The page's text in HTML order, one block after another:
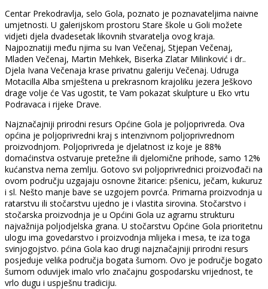
Centar Prekodravlja, selo Gola, poznato je poznavateljima naivne
umjetnosti. U galerijskom prostoru Stare škole u Goli možete
vidjeti djela dvadesetak likovnih stvaratelja ovog kraja.
Najpoznatiji među njima su Ivan Večenaj, Stjepan Večenaj,
Mladen Večenaj, Martin Mehkek, Biserka Zlatar Milinković i dr..
Djela Ivana Večenaja krase privatnu galeriju Večenaj. Udruga
Motacilla Alba smještena u prekrasnom krajoliku jezera Ješkovo
drage volje će Vas ugostit, te Vam pokazat skulpture u Eko vrtu
Podravaca i rijeke Drave.
Najznačajniji prirodni resurs Općine Gola je poljoprivreda. Ova
općina je poljoprivredni kraj s intenzivnom poljoprivrednom
proizvodnjom. Poljoprivreda je djelatnost iz koje je 88%
domaćinstva ostvaruje pretežne ili djelomične prihode, samo 12%
kućanstva nema zemlju. Gotovo svi poljoprivrednici proizvođači na
ovom području uzgajaju osnovne žitarice: pšenicu, ječam, kukuruz
i sl. Nešto manje bave se uzgojem povrća. Primarna proizvodnja u
ratarstvu ili stočarstvu ujedno je i vlastita sirovina. Stočarstvo i
stočarska proizvodnja je u Općini Gola uz agrarnu strukturu
najvažnija poljodjelska grana. U stočarstvu Općine Gola prioritetnu
ulogu ima govedarstvo i proizvodnja mlijeka i mesa, te iza toga
svinjogojstvo. pćina Gola kao drugi najznačajniji prirodni resurs
posjeduje velika područja bogata šumom. Ovo je područje bogato
šumom oduvijek imalo vrlo značajnu gospodarsku vrijednost, te
vrlo dugu i uspješnu tradiciju.